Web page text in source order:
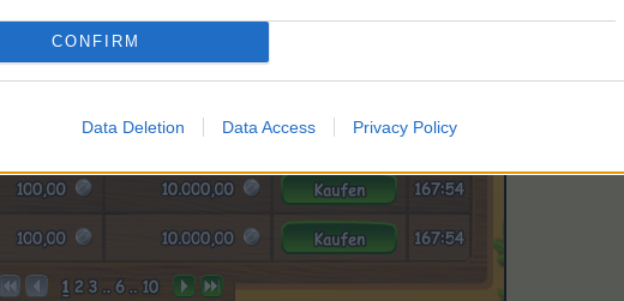
CONFIRM
Data Deletion Data Access Privacy Policy